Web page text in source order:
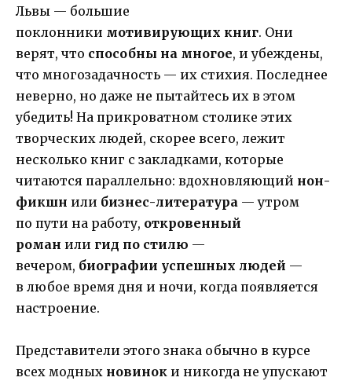
Львы — большие
поклонники мотивирующих книг. Они
верят, что способны на многое, и убеждены,
что многозадачность — их стихия. Последнее
неверно, но даже не пытайтесь их в этом
убедить! На прикроватном столике этих
творческих людей, скорее всего, лежит
несколько книг с закладками, которые
читаются параллельно: вдохновляющий нон-
фикшн или бизнес-литература — утром
по пути на работу, откровенный
роман или гид по стилю —
вечером, биографии успешных людей —
в любое время дня и ночи, когда появляется
настроение.
Представители этого знака обычно в курсе
всех модных новинок и никогда не упускают